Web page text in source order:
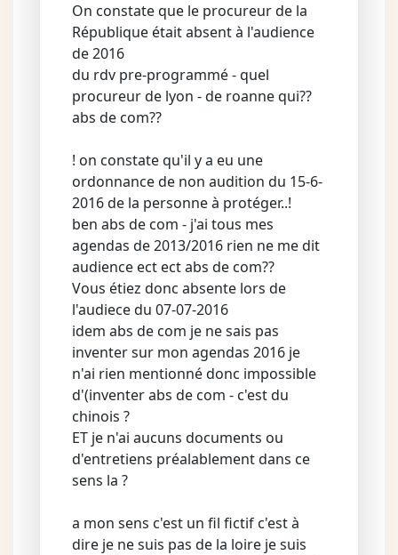
On constate que le procureur de la
République était absent à l'audience
de 2016
du rdv pre-programmé - quel
procureur de lyon - de roanne qui??
abs de com??
! on constate qu'il y a eu une
ordonnance de non audition du 15-6-
2016 de la personne à protéger..!
ben abs de com - j'ai tous mes
agendas de 2013/2016 rien ne me dit
audience ect ect abs de com??
Vous étiez donc absente lors de
l'audiece du 07-07-2016
idem abs de com je ne sais pas
inventer sur mon agendas 2016 je
n'ai rien mentionné donc impossible
d'(inventer abs de com - c'est du
chinois ?
ET je n'ai aucuns documents ou
d'entretiens préalablement dans ce
sens la ?
a mon sens c'est un fil fictif c'est à
dire je ne suis pas de la loire je suis